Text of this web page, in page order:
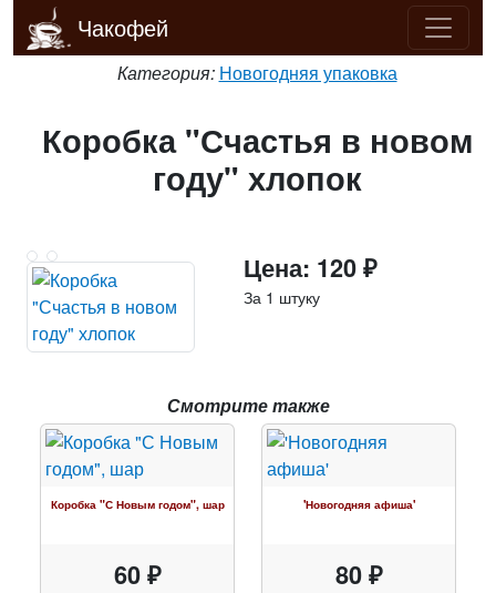
Чакофей
Категория: Новогодняя упаковка
Коробка "Счастья в новом
году" хлопок
Цена: 120 ₽
За 1 штуку
Смотрите также
Коробка "С Новым годом", шар
60 ₽
'Новогодняя афиша'
80 ₽